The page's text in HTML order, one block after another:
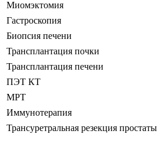
Миомэктомия
Гастроскопия
Биопсия печени
Трансплантация почки
Трансплантация печени
ПЭТ КТ
МРТ
Иммунотерапия
Трансуретральная резекция простаты